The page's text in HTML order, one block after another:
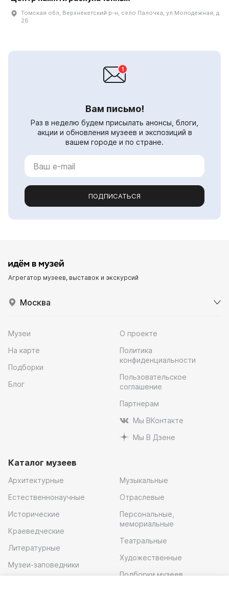
Томская обл, Верхнекетский р-н, село Палочка, ул Молодежная, д
26
Вам письмо!
Раз в неделю будем присылать анонсы, блоги,
акции и обновления музеев и экспозиций в
вашем городе и по стране.
ПОДПИСАТЬСЯ
Агрегатор музеев, выставок и экскурсий
Москва
Музеи
На карте
Подборки
Блог
О проекте
Политика
конфиденциальности
Пользовательское
соглашение
Партнерам
Мы ВКонтакте
Мы В Дзене
Каталог музеев
Архитектурные
Естественнонаучные
Исторические
Краеведческие
Литературные
Музеи-заповедники
Музыкальные
Отраслевые
Персональные,
мемориальные
Театральные
Художественные
Подборки музеев